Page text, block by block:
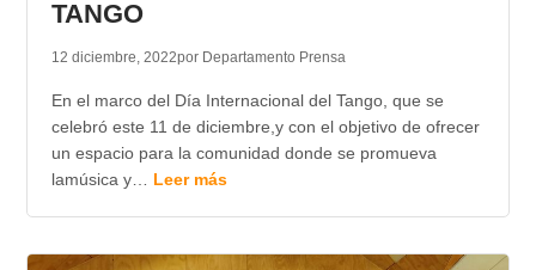
TANGO
12 diciembre, 2022por Departamento Prensa
En el marco del Día Internacional del Tango, que se
celebró este 11 de diciembre,y con el objetivo de ofrecer
un espacio para la comunidad donde se promueva
lamúsica y… Leer más